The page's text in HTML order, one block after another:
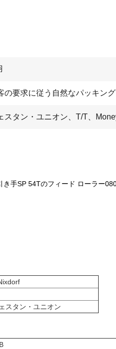
の要求に従う自然なパッキン
スタン・ユニオン、T/T、
き手SP 54Tのフィード ローラー
スタン・ユニオン